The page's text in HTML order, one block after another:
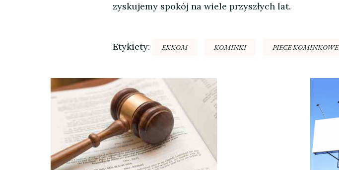
zyskujemy spokój na wiele przyszłych lat.
Etykiety: EKKOM KOMINKI PIECE KOMINKOWE
Nawigacja
wpisu